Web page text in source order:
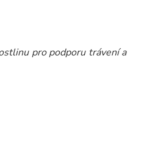
pro podporu trávení a